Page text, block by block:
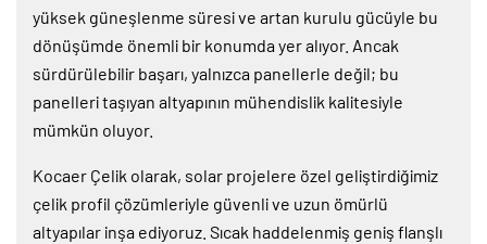
yüksek güneşlenme süresi ve artan kurulu gücüyle bu
dönüşümde önemli bir konumda yer alıyor. Ancak
sürdürülebilir başarı, yalnızca panellerle değil; bu
panelleri taşıyan altyapının mühendislik kalitesiyle
mümkün oluyor.
Kocaer Çelik olarak, solar projelere özel geliştirdiğimiz
çelik profil çözümleriyle güvenli ve uzun ömürlü
altyapılar inşa ediyoruz. Sıcak haddelenmiş geniş flanşlı